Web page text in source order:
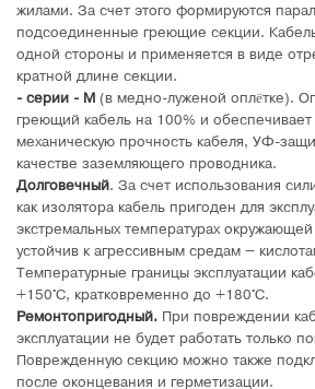
жилами. За счет этого формируются
подсоединенные греющие секции.
одной стороны и применяется в виде
кратной длине секции.
- серии - М (в медно-луженой оплётке).
греющий кабель на 100% и
механическую прочность кабеля, УФ-
качестве заземляющего проводника.
Долговечный. За счет использования
как изолятора кабель пригоден для
экстремальных температурах
устойчив к агрессивным средам –
Температурные границы эксплуатации
+150°C, кратковременно до +180°C.
Ремонтопригодный. При повреждении
эксплуатации не будет работать только
Поврежденную секцию можно также
после оконцевания и герметизации.